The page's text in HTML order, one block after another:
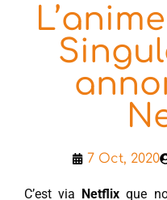
7 Oct, 2020
C’est via Netflix que